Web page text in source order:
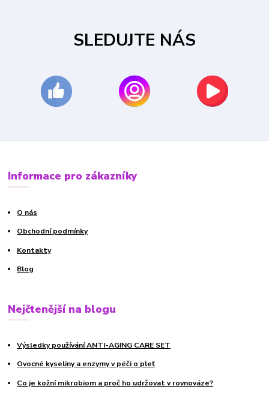
SLEDUJTE NÁS
Informace pro zákazníky
O nás
Obchodní podmínky
Kontakty
Blog
Nejčtenější na blogu
Výsledky používání ANTI-AGING CARE SET
Ovocné kyseliny a enzymy v péči o pleť
Co je kožní mikrobiom a proč ho udržovat v rovnováze?